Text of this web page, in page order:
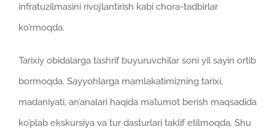
infratuzilmasini rivojlantirish kabi chora-tadbirlar
ko’rmoqda.
Tarixiy obidalarga tashrif buyuruvchilar soni yil sayin ortib
bormoqda. Sayyohlarga mamlakatimizning tarixi,
madaniyati, an’analari haqida ma’lumot berish maqsadida
ko’plab ekskursiya va tur dasturlari taklif etilmoqda. Shu